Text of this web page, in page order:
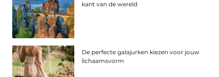
kant van de wereld
De perfecte galajurken kiezen voor jouw
lichaamsvorm